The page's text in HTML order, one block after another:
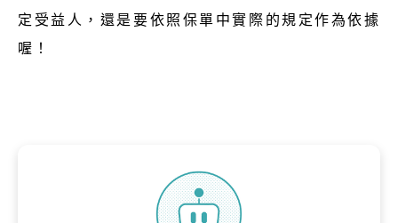
定受益人，還是要依照保單中實際的規定作為依據
喔！